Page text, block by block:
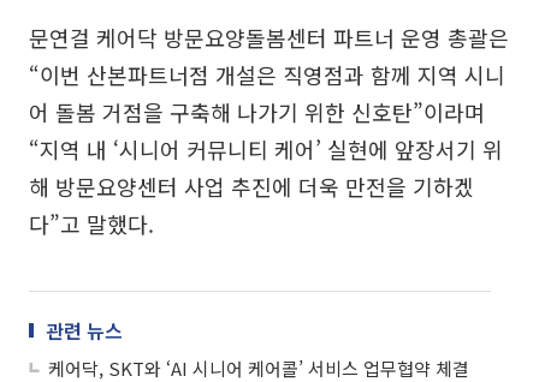
문연걸 케어닥 방문요양돌봄센터 파트너 운영 총괄은
“이번 산본파트너점 개설은 직영점과 함께 지역 시니
어 돌봄 거점을 구축해 나가기 위한 신호탄”이라며
“지역 내 ‘시니어 커뮤니티 케어’ 실현에 앞장서기 위
해 방문요양센터 사업 추진에 더욱 만전을 기하겠
다”고 말했다.
관련 뉴스
케어닥, SKT와 ‘AI 시니어 케어콜’ 서비스 업무협약 체결